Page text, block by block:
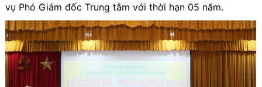
vụ Phó Giám đốc Trung tâm với thời hạn 05 năm.